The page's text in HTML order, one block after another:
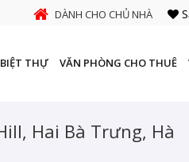
DÀNH CHO CHỦ NHÀ
THỰ VĂN PHÒNG CHO THUÊ
Hai Bà Trưng, Hà